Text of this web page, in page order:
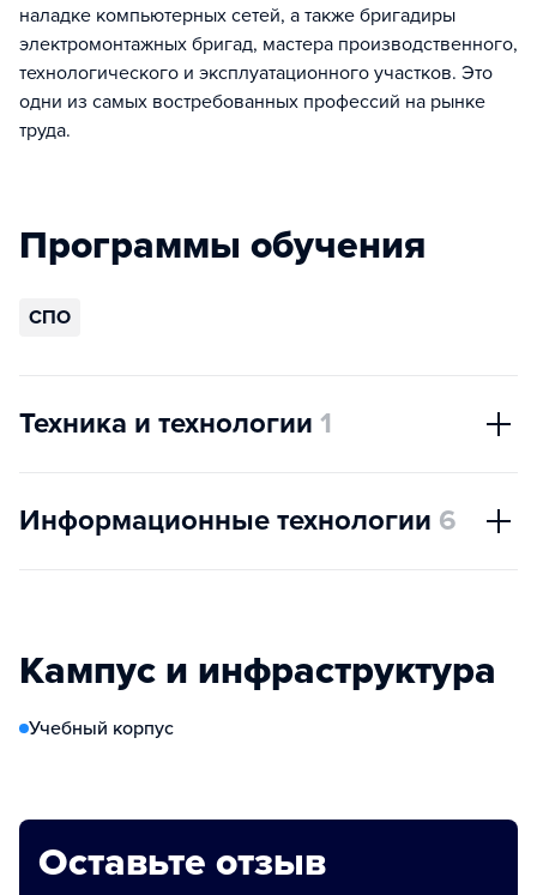
наладке компьютерных сетей, а также бригадиры
электромонтажных бригад, мастера производственного,
технологического и эксплуатационного участков. Это
одни из самых востребованных профессий на рынке
труда.
Программы обучения
СПО
Техника и технологии 1
Информационные технологии 6
Кампус и инфраструктура
Учебный корпус
Оставьте отзыв